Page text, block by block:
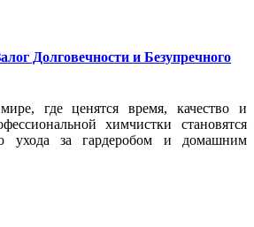
Долговечности и Безупречного
где ценятся время, качество и
химчистки становятся
ухода за гардеробом и домашним